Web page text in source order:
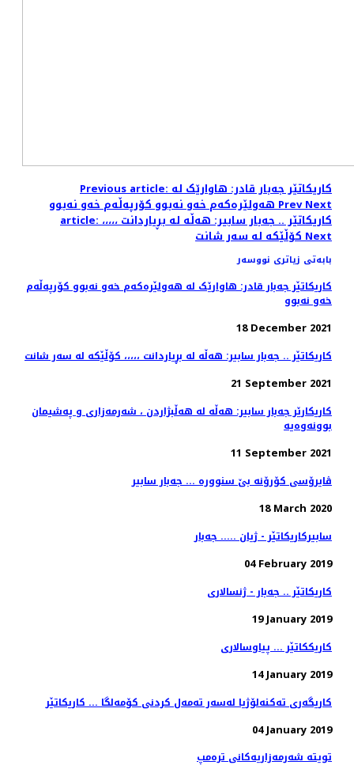
Previous article: کاریکاتێر جەبار قادر: هاوارێک لە
هەولێرەکەم خەو نەبوو کۆرپەڵەم خەو نەبووPrevNext
article: کاریکاتێر .. جەبار سابیر: هەڵە لە بڕیاردانت ،،،،،
کۆڵێکە لە سەر شانتNext
بابەتی زیاتری نووسەر
کاریکاتێر جەبار قادر: هاوارێک لە هەولێرەکەم خەو نەبوو کۆرپەڵەم
خەو نەبوو
18 December 2021
کاریکاتێر .. جەبار سابیر: هەڵە لە بڕیاردانت ،،،،، کۆڵێکە لە سەر شانت
21 September 2021
کاریکارێر جەبار سابیر: هەڵە لە هەڵبژاردن ، شەرمەزاری و پەشیمان
بوونەوەیە
11 September 2021
ڤایرۆسی کۆرۆنە بێ سنوورە ... جەبار سابیر
18 March 2020
سابیرکاریکاتێر - ژیان ..... جەبار
04 February 2019
کاریکاتێر .. جەبار - ژنسالاری
19 January 2019
کاریککاتێر ... پیاوسالاری
14 January 2019
کاریگەری تەکنەلۆژیا لەسەر تەمەل کردنی کۆمەلگا ... کاریکاتێر
04 January 2019
تویتە شەرمەزاریەکانی ترەمپ